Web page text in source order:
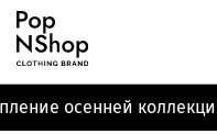
осенней